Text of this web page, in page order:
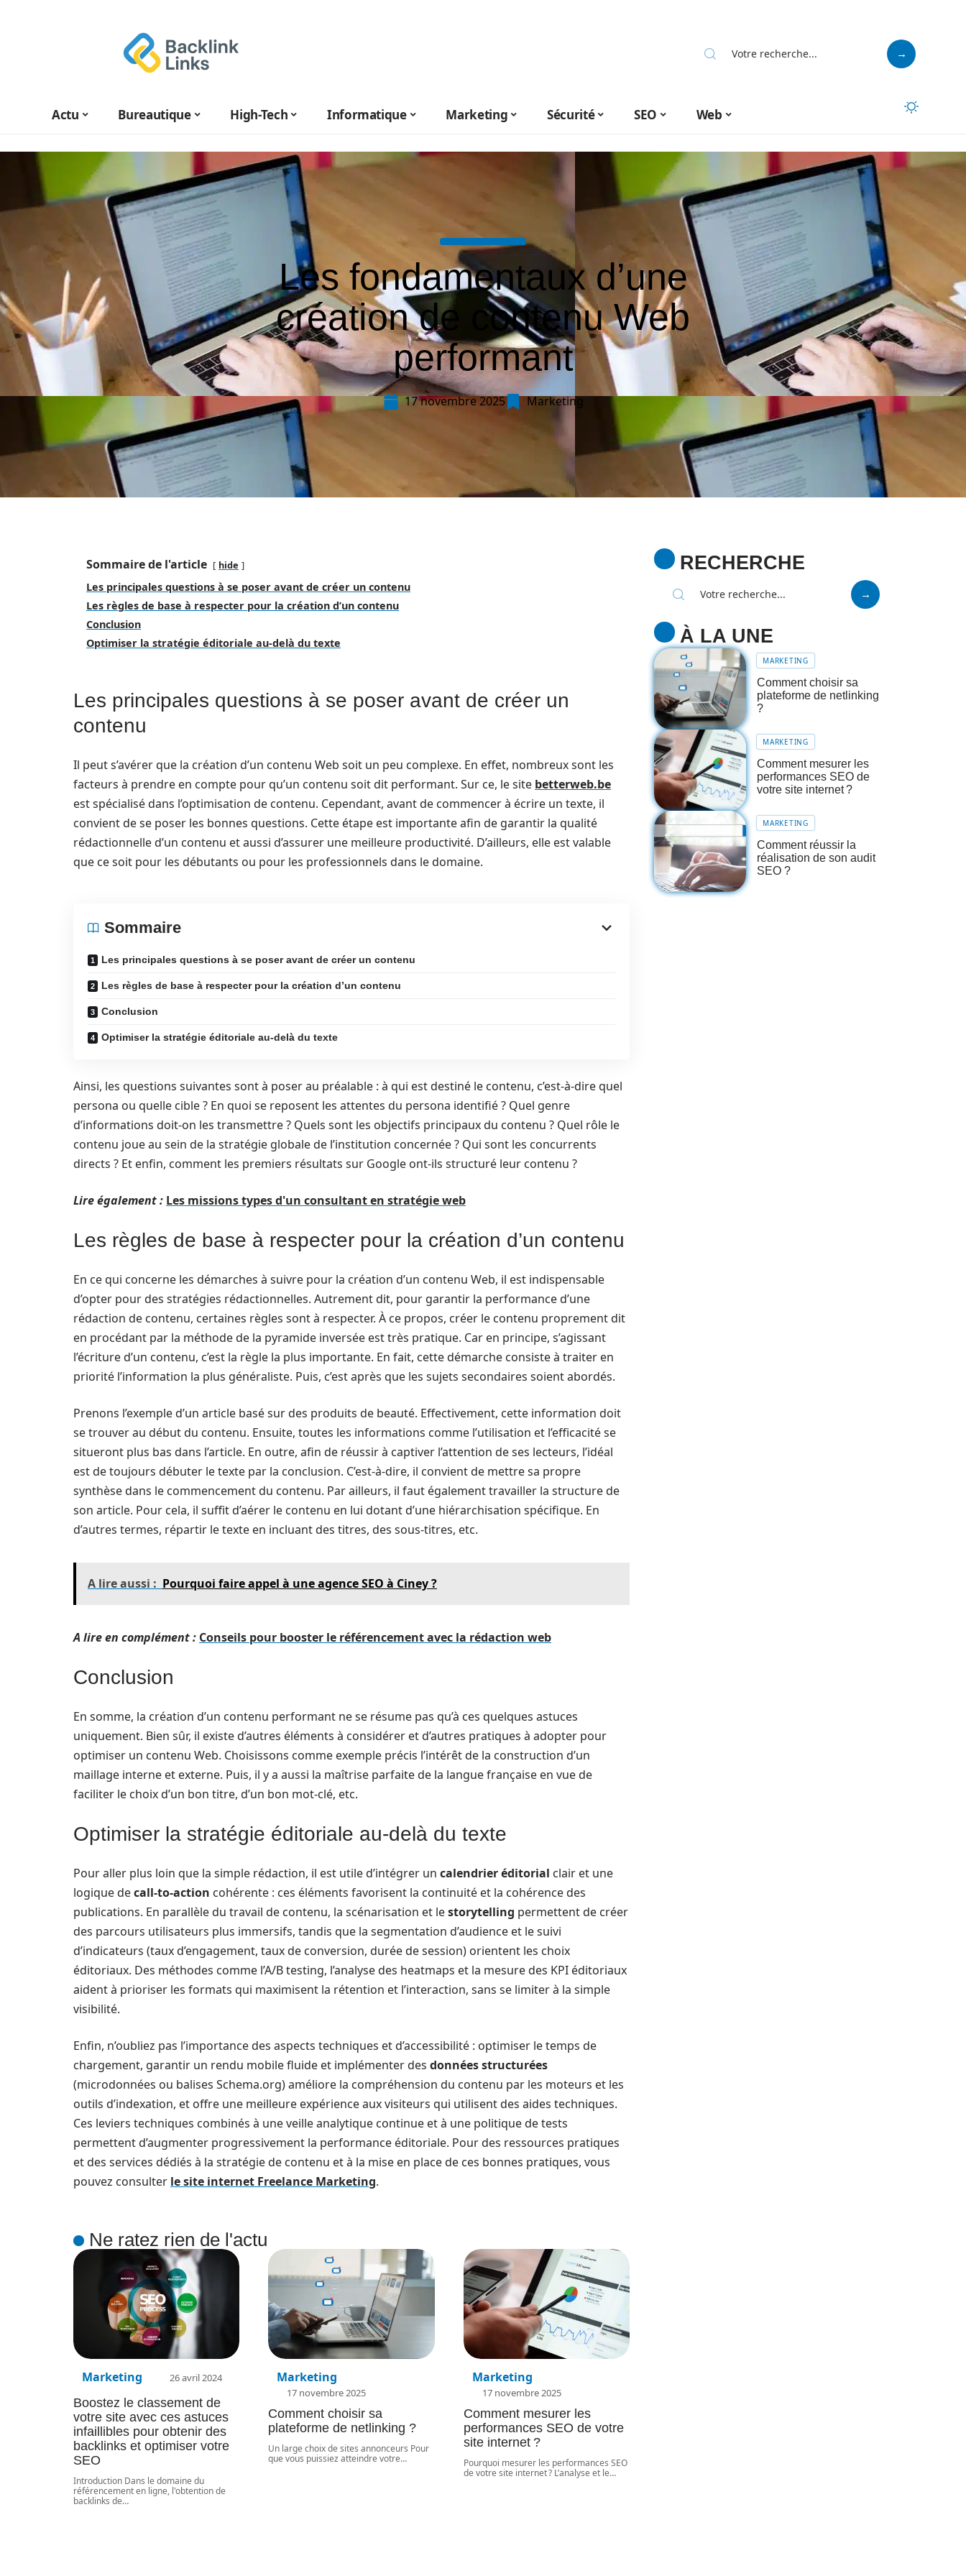
Actu Bureautique High-Tech Informatique Marketing Sécurité SEO Web
Les fondamentaux d’une
création de contenu Web
performant
17 novembre 2025 Marketing
Sommaire de l'article hide
Les principales questions à se poser avant de créer un contenu
Les règles de base à respecter pour la création d’un contenu
Conclusion
Optimiser la stratégie éditoriale au‑delà du texte
Les principales questions à se poser avant de créer un
contenu
Il peut s’avérer que la création d’un contenu Web soit un peu complexe. En effet, nombreux sont les
facteurs à prendre en compte pour qu’un contenu soit dit performant. Sur ce, le site betterweb.be
est spécialisé dans l’optimisation de contenu. Cependant, avant de commencer à écrire un texte, il
convient de se poser les bonnes questions. Cette étape est importante afin de garantir la qualité
rédactionnelle d’un contenu et aussi d’assurer une meilleure productivité. D’ailleurs, elle est valable
que ce soit pour les débutants ou pour les professionnels dans le domaine.
Sommaire
Les principales questions à se poser avant de créer un contenu
Les règles de base à respecter pour la création d’un contenu
Conclusion
Optimiser la stratégie éditoriale au‑delà du texte
Ainsi, les questions suivantes sont à poser au préalable : à qui est destiné le contenu, c’est-à-dire quel
persona ou quelle cible ? En quoi se reposent les attentes du persona identifié ? Quel genre
d’informations doit-on les transmettre ? Quels sont les objectifs principaux du contenu ? Quel rôle le
contenu joue au sein de la stratégie globale de l’institution concernée ? Qui sont les concurrents
directs ? Et enfin, comment les premiers résultats sur Google ont-ils structuré leur contenu ?
Lire également : Les missions types d'un consultant en stratégie web
Les règles de base à respecter pour la création d’un contenu
En ce qui concerne les démarches à suivre pour la création d’un contenu Web, il est indispensable
d’opter pour des stratégies rédactionnelles. Autrement dit, pour garantir la performance d’une
rédaction de contenu, certaines règles sont à respecter. À ce propos, créer le contenu proprement dit
en procédant par la méthode de la pyramide inversée est très pratique. Car en principe, s’agissant
l’écriture d’un contenu, c’est la règle la plus importante. En fait, cette démarche consiste à traiter en
priorité l’information la plus généraliste. Puis, c’est après que les sujets secondaires soient abordés.
Prenons l’exemple d’un article basé sur des produits de beauté. Effectivement, cette information doit
se trouver au début du contenu. Ensuite, toutes les informations comme l’utilisation et l’efficacité se
situeront plus bas dans l’article. En outre, afin de réussir à captiver l’attention de ses lecteurs, l’idéal
est de toujours débuter le texte par la conclusion. C’est-à-dire, il convient de mettre sa propre
synthèse dans le commencement du contenu. Par ailleurs, il faut également travailler la structure de
son article. Pour cela, il suffit d’aérer le contenu en lui dotant d’une hiérarchisation spécifique. En
d’autres termes, répartir le texte en incluant des titres, des sous-titres, etc.
A lire aussi : Pourquoi faire appel à une agence SEO à Ciney ?
A lire en complément : Conseils pour booster le référencement avec la rédaction web
Conclusion
En somme, la création d’un contenu performant ne se résume pas qu’à ces quelques astuces
uniquement. Bien sûr, il existe d’autres éléments à considérer et d’autres pratiques à adopter pour
optimiser un contenu Web. Choisissons comme exemple précis l’intérêt de la construction d’un
maillage interne et externe. Puis, il y a aussi la maîtrise parfaite de la langue française en vue de
faciliter le choix d’un bon titre, d’un bon mot-clé, etc.
Optimiser la stratégie éditoriale au‑delà du texte
Pour aller plus loin que la simple rédaction, il est utile d’intégrer un calendrier éditorial clair et une
logique decall-to-action cohérente : ces éléments favorisent la continuité et la cohérence des
publications. En parallèle du travail de contenu, la scénarisation et lestorytelling permettent de créer
des parcours utilisateurs plus immersifs, tandis que la segmentation d’audience et le suivi
d’indicateurs (taux d’engagement, taux de conversion, durée de session) orientent les choix
éditoriaux. Des méthodes comme l’A/B testing, l’analyse des heatmaps et la mesure des KPI éditoriaux
aident à prioriser les formats qui maximisent la rétention et l’interaction, sans se limiter à la simple
visibilité.
Enfin, n’oubliez pas l’importance des aspects techniques et d’accessibilité : optimiser le temps de
chargement, garantir un rendu mobile fluide et implémenter des données structurées
(microdonnées ou balises Schema.org) améliore la compréhension du contenu par les moteurs et les
outils d’indexation, et offre une meilleure expérience aux visiteurs qui utilisent des aides techniques.
Ces leviers techniques combinés à une veille analytique continue et à une politique de tests
permettent d’augmenter progressivement la performance éditoriale. Pour des ressources pratiques
et des services dédiés à la stratégie de contenu et à la mise en place de ces bonnes pratiques, vous
pouvez consulter le site internet Freelance Marketing.
Ne ratez rien de l'actu
Marketing 26 avril 2024
Boostez le classement de
votre site avec ces astuces
infaillibles pour obtenir des
backlinks et optimiser votre
SEO
Introduction Dans le domaine du
référencement en ligne, l'obtention de
backlinks de…
Marketing
17 novembre 2025
Comment choisir sa
plateforme de netlinking ?
Un large choix de sites annonceurs Pour
que vous puissiez atteindre votre…
Marketing
17 novembre 2025
Comment mesurer les
performances SEO de votre
site internet ?
Pourquoi mesurer les performances SEO
de votre site internet ? L’analyse et le…
RECHERCHE
À LA UNE
MARKETING
Comment choisir sa
plateforme de netlinking
?
MARKETING
Comment mesurer les
performances SEO de
votre site internet ?
MARKETING
Comment réussir la
réalisation de son audit
SEO ?